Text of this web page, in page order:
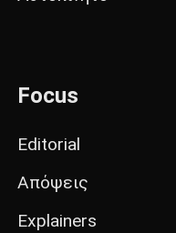
Focus
Editorial
Απόψεις
Explainers